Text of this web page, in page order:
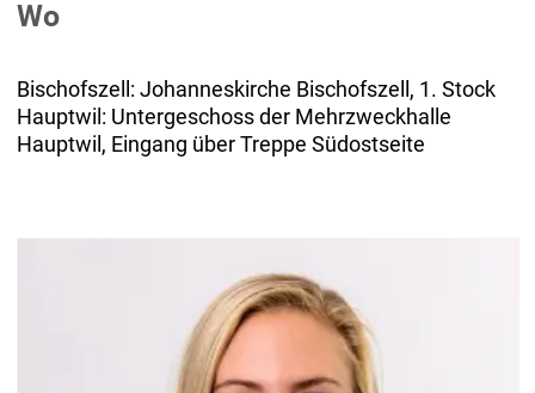
Wo
Bischofszell: Johanneskirche Bischofszell, 1. Stock
Hauptwil: Untergeschoss der Mehrzweckhalle
Hauptwil, Eingang über Treppe Südostseite